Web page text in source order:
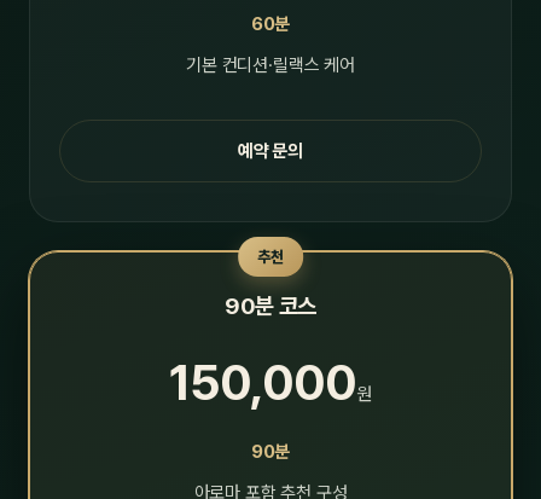
60분
기본 컨디션·릴랙스 케어
예약 문의
추천
90분 코스
150,000원
90분
아로마 포함 추천 구성